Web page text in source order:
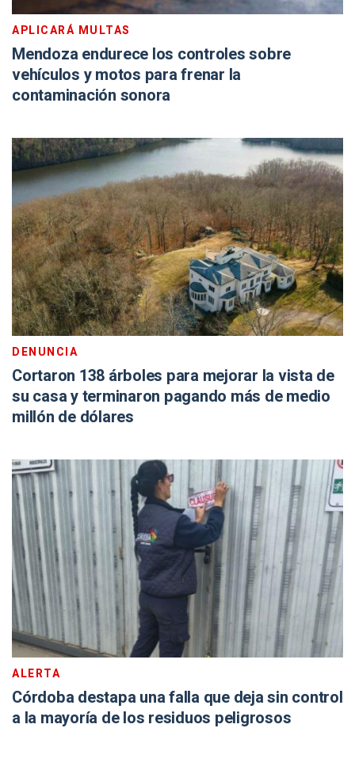
APLICARÁ MULTAS
Mendoza endurece los controles sobre
vehículos y motos para frenar la
contaminación sonora
DENUNCIA
Cortaron 138 árboles para mejorar la vista de
su casa y terminaron pagando más de medio
millón de dólares
ALERTA
Córdoba destapa una falla que deja sin control
a la mayoría de los residuos peligrosos